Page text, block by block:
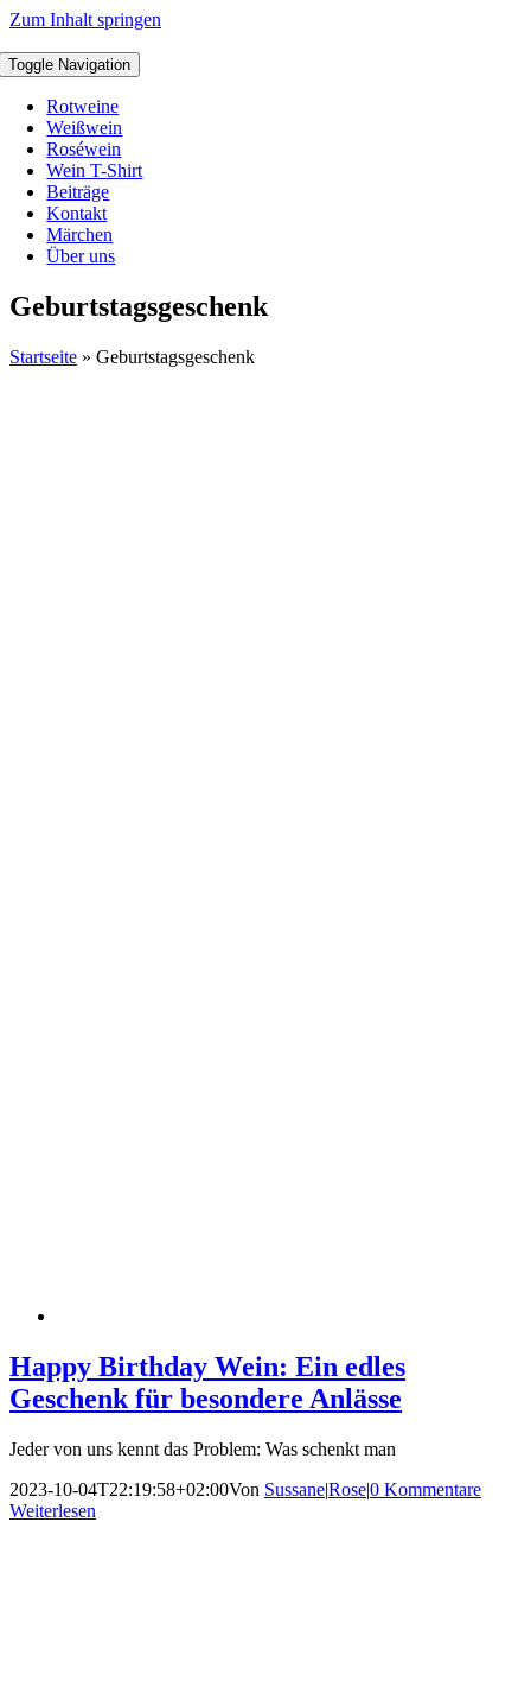
Zum Inhalt springen
Toggle Navigation
Rotweine
Weißwein
Roséwein
Wein T-Shirt
Beiträge
Kontakt
Märchen
Über uns
Geburtstagsgeschenk
Startseite » Geburtstagsgeschenk
Happy Birthday Wein: Ein edles
Geschenk für besondere Anlässe
Jeder von uns kennt das Problem: Was schenkt man
2023-10-04T22:19:58+02:00Von Sussane|Rose|0 Kommentare
Weiterlesen